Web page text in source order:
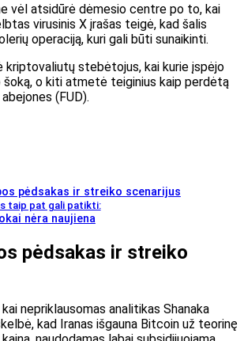
vėl atsidūrė dėmesio centre po to, kai
virusinis X įrašas teigė, kad šalis
operaciją, kuri gali būti sunaikinti.
kriptovaliutų stebėtojus, kai kurie įspėjo
šoką, o kiti atmetė teiginius kaip perdėtą
(FUD).
pėdsakas ir streiko scenarijus
taip pat gali patikti:
nėra naujiena
pėdsakas ir streiko
nepriklausomas analitikas Shanaka
kad Iranas išgauna Bitcoin už teorinę